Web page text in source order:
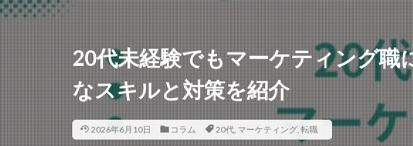
20代未経験でもマーケティング職
なスキルと対策を紹介
2026年6月10日 コラム 20代, マーケティング, 転職